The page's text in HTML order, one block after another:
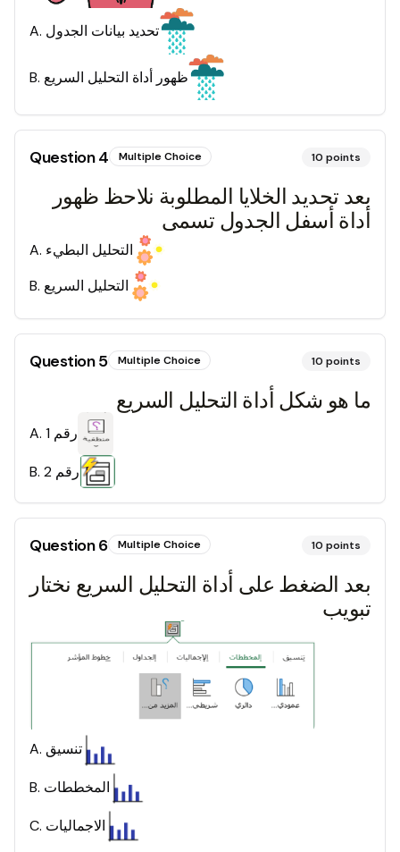
A. تحديد بيانات الجدول
B. ظهور أداة التحليل السريع
Question4 Multiple Choice 10 points
بعد تحديد الخلايا المطلوبة نلاحظ ظهور
أداة أسفل الجدول تسمى
A. التحليل البطيء
B. التحليل السريع
Question5 Multiple Choice 10 points
ما هو شكل أداة التحليل السريع
A. رقم 1
B. رقم 2
Question6 Multiple Choice 10 points
بعد الضغط على أداة التحليل السريع نختار
تبويب
A. تنسيق
B. المخططات
C. الاجماليات